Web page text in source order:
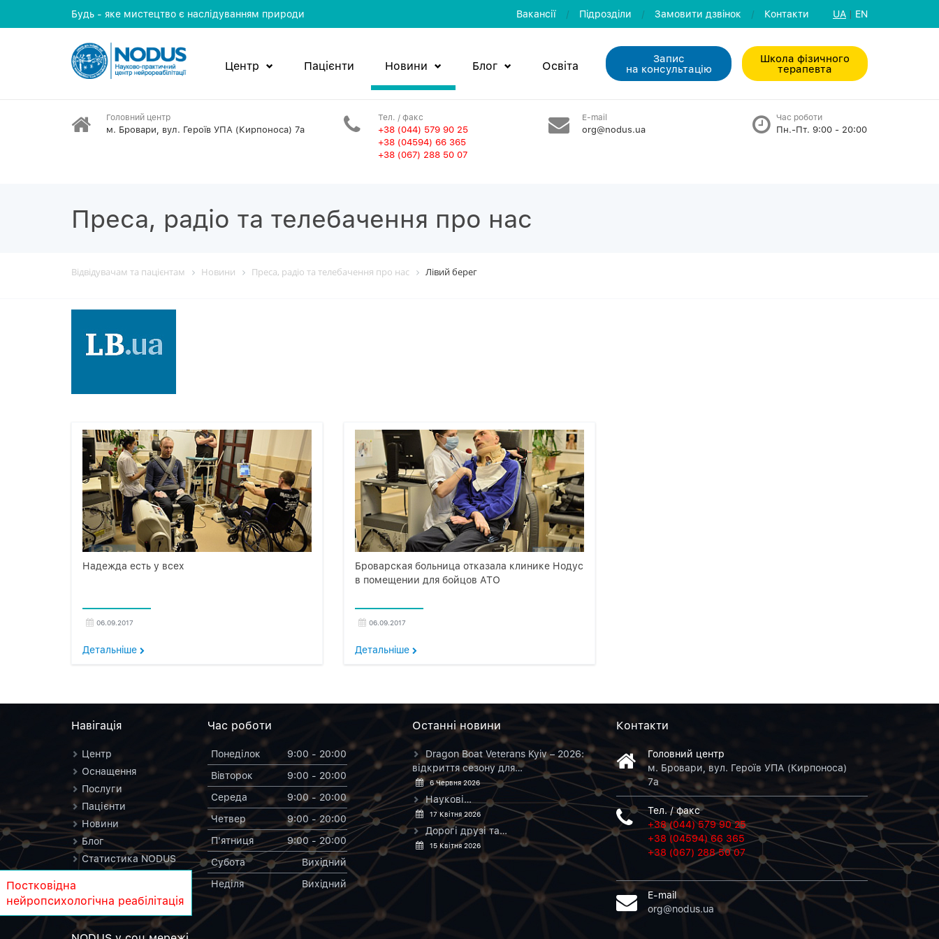
Будь - яке мистецтво є наслідуванням природи Вакансії / Пiдроздiли / Замовити дзвiнок / Контакти UA | EN
Центр Пацієнти Новини Блог Освiта
Запис
на консультацiю
Школа фізичного
терапевта
Головний центр
м. Бровари, вул. Героїв УПА (Кирпоноса) 7а
Тел. / факс
+38 (044) 579 90 25
+38 (04594) 66 365
+38 (067) 288 50 07
E-mail
org@nodus.ua
Час роботи
Пн.-Пт. 9:00 - 20:00
Преса, радіо та телебачення про нас
Відвідувачам та пацієнтам Новини Преса, радіо та телебачення про нас Лівий берег
Надежда есть у всех
06.09.2017
Детальнiше
Броварская больница отказала клинике Нодус
в помещении для бойцов АТО
06.09.2017
Детальнiше
Навiгацiя
Центр
Оснащення
Послуги
Пацієнти
Новини
Блог
Статистика NODUS
NODUS у вікіпедії
Час роботи
Понеділок
9:00 - 20:00
Вiвторок
9:00 - 20:00
Середа
9:00 - 20:00
Четвер
9:00 - 20:00
П'ятниця
9:00 - 20:00
Субота
Вихiдний
Неділя
Вихiдний
Останнi новини
Dragon Boat Veterans Kyiv – 2026:
відкриття сезону для…
6 Червня 2026
Наукові…
17 Квітня 2026
Дорогі друзі та…
15 Квітня 2026
Контакти
Головний центр
м. Бровари, вул. Героїв УПА (Кирпоноса)
7а
Тел. / факс
+38 (044) 579 90 25
+38 (04594) 66 365
+38 (067) 288 50 07
E-mail
org@nodus.ua
Постковідна
нейропсихологічна реабілітація